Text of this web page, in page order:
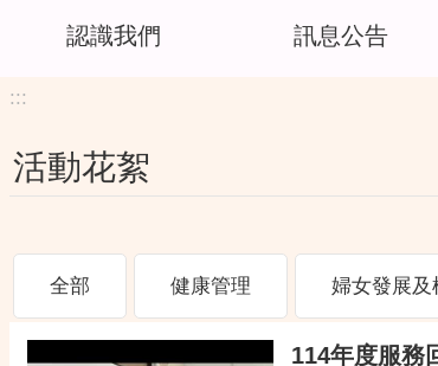
認識我們 訊息公告
:::
活動花絮
全部 健康管理 婦女發展及
114年度服務